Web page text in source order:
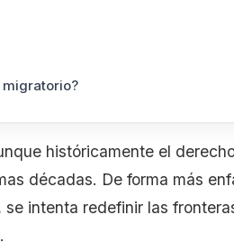
históricamente el
décadas. De forma más
intenta redefinir las